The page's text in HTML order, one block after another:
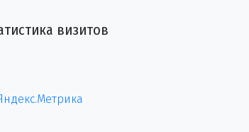
визитов